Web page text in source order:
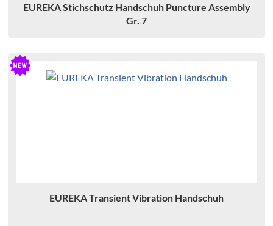
EUREKA Stichschutz Handschuh Puncture Assembly
Gr. 7
EUREKA Transient Vibration Handschuh